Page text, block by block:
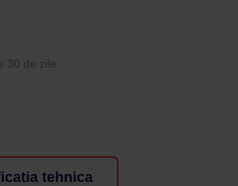
30 de zile:
tehnica